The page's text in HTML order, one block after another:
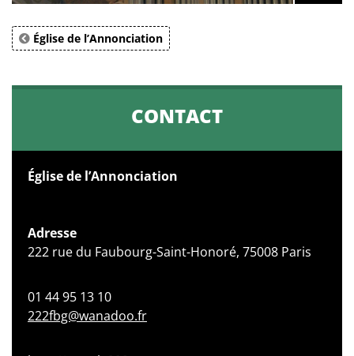
Église de l’Annonciation
CONTACT
Église de l’Annonciation
Adresse
222 rue du Faubourg-Saint-Honoré, 75008 Paris
01 44 95 13 10
222fbg@wanadoo.fr